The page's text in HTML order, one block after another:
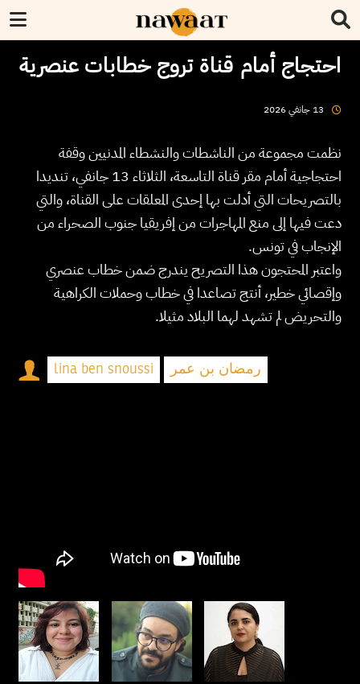
احتجاج أمام قناة تروج خطابات عنصرية
13 جانفي2026
نظمت مجموعة من الناشطات والنشطاء المدنيين وقفة
احتجاجية أمام مقر قناة التاسعة، الثلاثاء 13 جانفي، تنديدا
بالتصريحات التي أدلت بها إحدى المعلقات على القناة، والتي
دعت فيها إلى منع المهاجرات من إفريقيا جنوب الصحراء من
الإنجاب في تونس.
واعتبر المحتجون هذا التصريح يندرج ضمن خطاب عنصري
وإقصائي خطير، أنتج تصاعدا في خطاب وحملات الكراهية
والتحريض لم تشهد لهما البلاد مثيلا.
lina ben snoussi رمضان بن عمر